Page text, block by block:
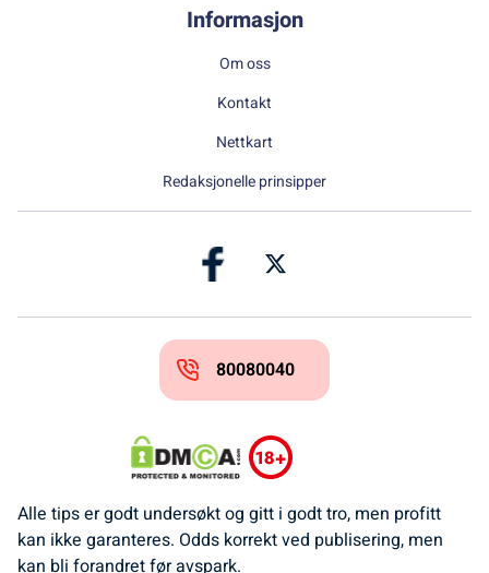
Informasjon
Om oss
Kontakt
Nettkart
Redaksjonelle prinsipper
80080040
Alle tips er godt undersøkt og gitt i godt tro, men profitt
kan ikke garanteres. Odds korrekt ved publisering, men
kan bli forandret før avspark.